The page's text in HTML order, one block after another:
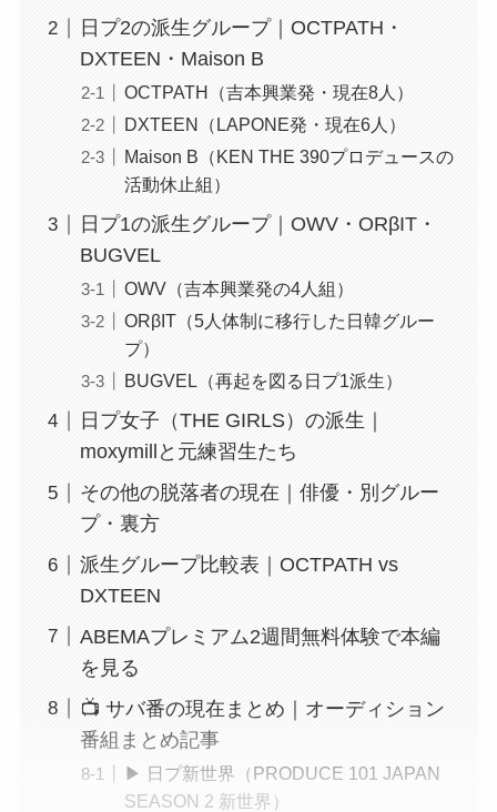
日プ2の派生グループ｜OCTPATH・
DXTEEN・Maison B
OCTPATH（吉本興業発・現在8人）
DXTEEN（LAPONE発・現在6人）
Maison B（KEN THE 390プロデュースの
活動休止組）
日プ1の派生グループ｜OWV・ORβIT・
BUGVEL
OWV（吉本興業発の4人組）
ORβIT（5人体制に移行した日韓グルー
プ）
BUGVEL（再起を図る日プ1派生）
日プ女子（THE GIRLS）の派生｜
moxymillと元練習生たち
その他の脱落者の現在｜俳優・別グルー
プ・裏方
派生グループ比較表｜OCTPATH vs
DXTEEN
ABEMAプレミアム2週間無料体験で本編
を見る
📺 サバ番の現在まとめ｜オーディション
番組まとめ記事
▶ 日プ新世界（PRODUCE 101 JAPAN
SEASON 2 新世界）